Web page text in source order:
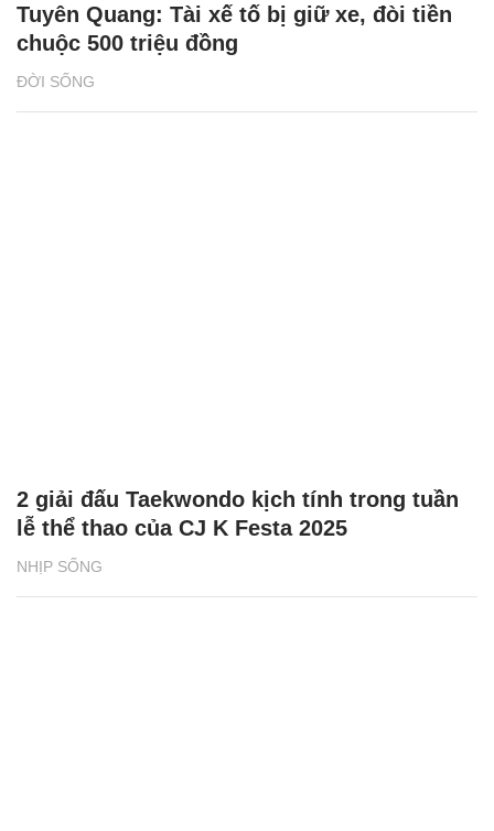
ĐỜI SỐNG
Tuyên Quang: Tài xế tố bị giữ xe, đòi tiền
chuộc 500 triệu đồng
NHỊP SỐNG
2 giải đấu Taekwondo kịch tính trong tuần
lễ thể thao của CJ K Festa 2025